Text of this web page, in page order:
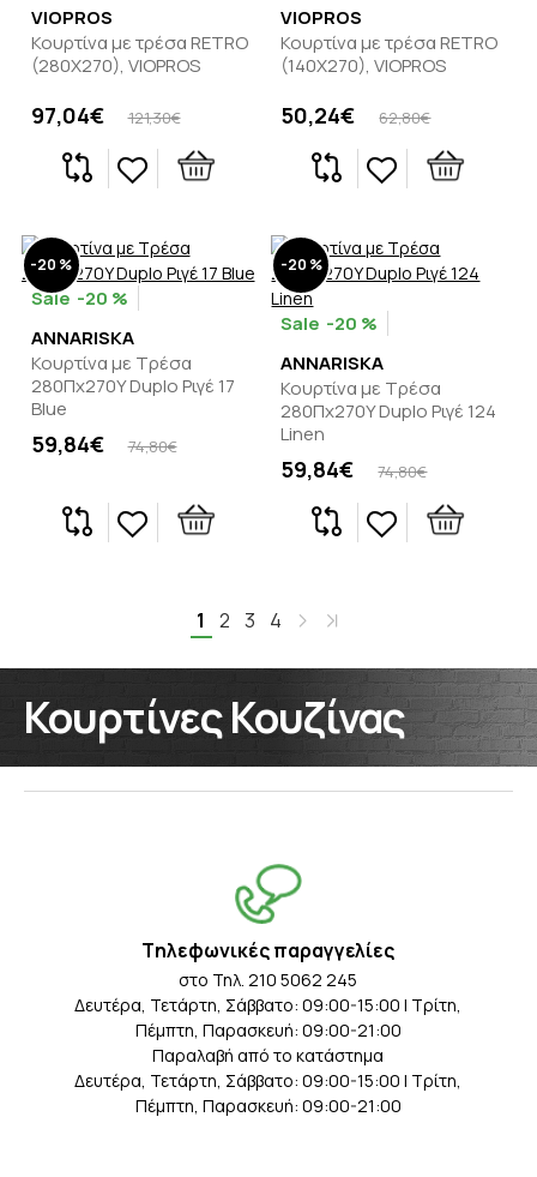
Κουρτίνες Κουζίνας
VIOPROS
Κουρτίνα με τρέσα RETRO
(280X270), VIOPROS
121,30€
97,04€
VIOPROS
Κουρτίνα με τρέσα RETRO
(140X270), VIOPROS
62,80€
50,24€
-20 %
-20 %
ANNARISKA
Κουρτίνα με Τρέσα
280Πx270Y Duplo Ριγέ 17
Blue
74,80€
59,84€
-20 %
-20 %
ANNARISKA
Κουρτίνα με Τρέσα
280Πx270Y Duplo Ριγέ 124
Linen
74,80€
59,84€
1 2 3 4
Tηλεφωνικές παραγγελίες
στο Τηλ. 210 5062 245
Δευτέρα, Τετάρτη, Σάββατο: 09:00-15:00 | Τρίτη,
Πέμπτη, Παρασκευή: 09:00-21:00
Παραλαβή από το κατάστημα
Δευτέρα, Τετάρτη, Σάββατο: 09:00-15:00 | Τρίτη,
Πέμπτη, Παρασκευή: 09:00-21:00